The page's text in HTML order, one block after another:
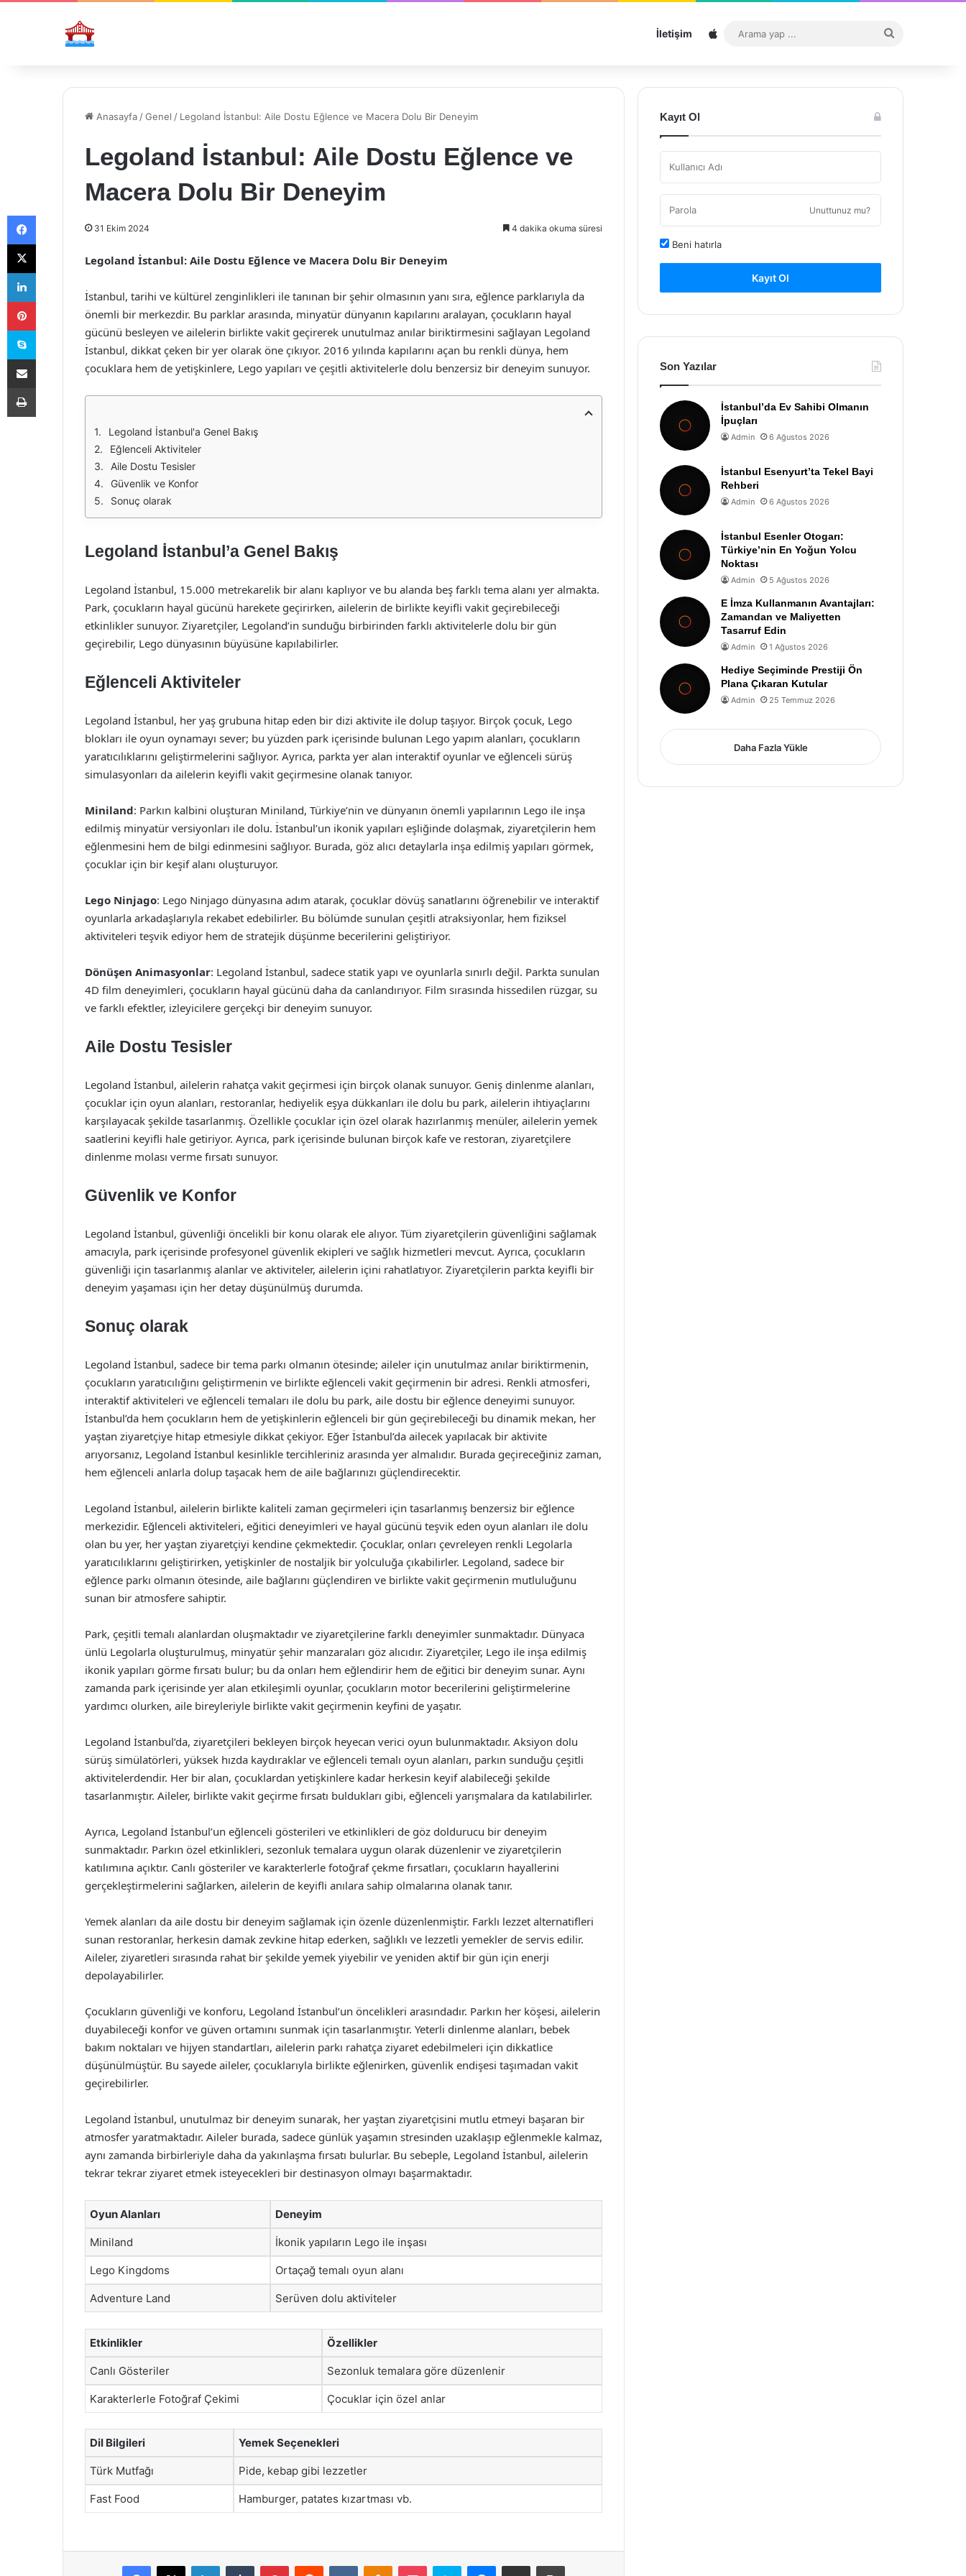
İletişim Sitemap
...
Anasayfa /Genel / Legoland İstanbul: Aile Dostu Eğlence ve Macera Dolu Bir Deneyim
Legoland İstanbul: Aile Dostu Eğlence ve
Macera Dolu Bir Deneyim
31 Ekim 2024 4 dakika okuma süresi
Legoland İstanbul: Aile Dostu Eğlence ve Macera Dolu Bir Deneyim
İstanbul, tarihi ve kültürel zenginlikleri ile tanınan bir şehir olmasının yanı sıra, eğlence parklarıyla da
önemli bir merkezdir. Bu parklar arasında, minyatür dünyanın kapılarını aralayan, çocukların hayal
gücünü besleyen ve ailelerin birlikte vakit geçirerek unutulmaz anılar biriktirmesini sağlayan Legoland
İstanbul, dikkat çeken bir yer olarak öne çıkıyor. 2016 yılında kapılarını açan bu renkli dünya, hem
çocuklara hem de yetişkinlere, Lego yapıları ve çeşitli aktivitelerle dolu benzersiz bir deneyim sunuyor.
Legoland İstanbul'a Genel Bakış
Eğlenceli Aktiviteler
Aile Dostu Tesisler
Güvenlik ve Konfor
Sonuç olarak
Legoland İstanbul’a Genel Bakış
Legoland İstanbul, 15.000 metrekarelik bir alanı kaplıyor ve bu alanda beş farklı tema alanı yer almakta.
Park, çocukların hayal gücünü harekete geçirirken, ailelerin de birlikte keyifli vakit geçirebileceği
etkinlikler sunuyor. Ziyaretçiler, Legoland’in sunduğu birbirinden farklı aktivitelerle dolu bir gün
geçirebilir, Lego dünyasının büyüsüne kapılabilirler.
Eğlenceli Aktiviteler
Legoland İstanbul, her yaş grubuna hitap eden bir dizi aktivite ile dolup taşıyor. Birçok çocuk, Lego
blokları ile oyun oynamayı sever; bu yüzden park içerisinde bulunan Lego yapım alanları, çocukların
yaratıcılıklarını geliştirmelerini sağlıyor. Ayrıca, parkta yer alan interaktif oyunlar ve eğlenceli sürüş
simulasyonları da ailelerin keyifli vakit geçirmesine olanak tanıyor.
Miniland: Parkın kalbini oluşturan Miniland, Türkiye’nin ve dünyanın önemli yapılarının Lego ile inşa
edilmiş minyatür versiyonları ile dolu. İstanbul’un ikonik yapıları eşliğinde dolaşmak, ziyaretçilerin hem
eğlenmesini hem de bilgi edinmesini sağlıyor. Burada, göz alıcı detaylarla inşa edilmiş yapıları görmek,
çocuklar için bir keşif alanı oluşturuyor.
Lego Ninjago: Lego Ninjago dünyasına adım atarak, çocuklar dövüş sanatlarını öğrenebilir ve interaktif
oyunlarla arkadaşlarıyla rekabet edebilirler. Bu bölümde sunulan çeşitli atraksiyonlar, hem fiziksel
aktiviteleri teşvik ediyor hem de stratejik düşünme becerilerini geliştiriyor.
Dönüşen Animasyonlar: Legoland İstanbul, sadece statik yapı ve oyunlarla sınırlı değil. Parkta sunulan
4D film deneyimleri, çocukların hayal gücünü daha da canlandırıyor. Film sırasında hissedilen rüzgar, su
ve farklı efektler, izleyicilere gerçekçi bir deneyim sunuyor.
Aile Dostu Tesisler
Legoland İstanbul, ailelerin rahatça vakit geçirmesi için birçok olanak sunuyor. Geniş dinlenme alanları,
çocuklar için oyun alanları, restoranlar, hediyelik eşya dükkanları ile dolu bu park, ailelerin ihtiyaçlarını
karşılayacak şekilde tasarlanmış. Özellikle çocuklar için özel olarak hazırlanmış menüler, ailelerin yemek
saatlerini keyifli hale getiriyor. Ayrıca, park içerisinde bulunan birçok kafe ve restoran, ziyaretçilere
dinlenme molası verme fırsatı sunuyor.
Güvenlik ve Konfor
Legoland İstanbul, güvenliği öncelikli bir konu olarak ele alıyor. Tüm ziyaretçilerin güvenliğini sağlamak
amacıyla, park içerisinde profesyonel güvenlik ekipleri ve sağlık hizmetleri mevcut. Ayrıca, çocukların
güvenliği için tasarlanmış alanlar ve aktiviteler, ailelerin içini rahatlatıyor. Ziyaretçilerin parkta keyifli bir
deneyim yaşaması için her detay düşünülmüş durumda.
Sonuç olarak
Legoland İstanbul, sadece bir tema parkı olmanın ötesinde; aileler için unutulmaz anılar biriktirmenin,
çocukların yaratıcılığını geliştirmenin ve birlikte eğlenceli vakit geçirmenin bir adresi. Renkli atmosferi,
interaktif aktiviteleri ve eğlenceli temaları ile dolu bu park, aile dostu bir eğlence deneyimi sunuyor.
İstanbul’da hem çocukların hem de yetişkinlerin eğlenceli bir gün geçirebileceği bu dinamik mekan, her
yaştan ziyaretçiye hitap etmesiyle dikkat çekiyor. Eğer İstanbul’da ailecek yapılacak bir aktivite
arıyorsanız, Legoland İstanbul kesinlikle tercihleriniz arasında yer almalıdır. Burada geçireceğiniz zaman,
hem eğlenceli anlarla dolup taşacak hem de aile bağlarınızı güçlendirecektir.
Legoland İstanbul, ailelerin birlikte kaliteli zaman geçirmeleri için tasarlanmış benzersiz bir eğlence
merkezidir. Eğlenceli aktiviteleri, eğitici deneyimleri ve hayal gücünü teşvik eden oyun alanları ile dolu
olan bu yer, her yaştan ziyaretçiyi kendine çekmektedir. Çocuklar, onları çevreleyen renkli Legolarla
yaratıcılıklarını geliştirirken, yetişkinler de nostaljik bir yolculuğa çıkabilirler. Legoland, sadece bir
eğlence parkı olmanın ötesinde, aile bağlarını güçlendiren ve birlikte vakit geçirmenin mutluluğunu
sunan bir atmosfere sahiptir.
Park, çeşitli temalı alanlardan oluşmaktadır ve ziyaretçilerine farklı deneyimler sunmaktadır. Dünyaca
ünlü Legolarla oluşturulmuş, minyatür şehir manzaraları göz alıcıdır. Ziyaretçiler, Lego ile inşa edilmiş
ikonik yapıları görme fırsatı bulur; bu da onları hem eğlendirir hem de eğitici bir deneyim sunar. Aynı
zamanda park içerisinde yer alan etkileşimli oyunlar, çocukların motor becerilerini geliştirmelerine
yardımcı olurken, aile bireyleriyle birlikte vakit geçirmenin keyfini de yaşatır.
Legoland İstanbul’da, ziyaretçileri bekleyen birçok heyecan verici oyun bulunmaktadır. Aksiyon dolu
sürüş simülatörleri, yüksek hızda kaydıraklar ve eğlenceli temalı oyun alanları, parkın sunduğu çeşitli
aktivitelerdendir. Her bir alan, çocuklardan yetişkinlere kadar herkesin keyif alabileceği şekilde
tasarlanmıştır. Aileler, birlikte vakit geçirme fırsatı buldukları gibi, eğlenceli yarışmalara da katılabilirler.
Ayrıca, Legoland İstanbul’un eğlenceli gösterileri ve etkinlikleri de göz doldurucu bir deneyim
sunmaktadır. Parkın özel etkinlikleri, sezonluk temalara uygun olarak düzenlenir ve ziyaretçilerin
katılımına açıktır. Canlı gösteriler ve karakterlerle fotoğraf çekme fırsatları, çocukların hayallerini
gerçekleştirmelerini sağlarken, ailelerin de keyifli anılara sahip olmalarına olanak tanır.
Yemek alanları da aile dostu bir deneyim sağlamak için özenle düzenlenmiştir. Farklı lezzet alternatifleri
sunan restoranlar, herkesin damak zevkine hitap ederken, sağlıklı ve lezzetli yemekler de servis edilir.
Aileler, ziyaretleri sırasında rahat bir şekilde yemek yiyebilir ve yeniden aktif bir gün için enerji
depolayabilirler.
Çocukların güvenliği ve konforu, Legoland İstanbul’un öncelikleri arasındadır. Parkın her köşesi, ailelerin
duyabileceği konfor ve güven ortamını sunmak için tasarlanmıştır. Yeterli dinlenme alanları, bebek
bakım noktaları ve hijyen standartları, ailelerin parkı rahatça ziyaret edebilmeleri için dikkatlice
düşünülmüştür. Bu sayede aileler, çocuklarıyla birlikte eğlenirken, güvenlik endişesi taşımadan vakit
geçirebilirler.
Legoland İstanbul, unutulmaz bir deneyim sunarak, her yaştan ziyaretçisini mutlu etmeyi başaran bir
atmosfer yaratmaktadır. Aileler burada, sadece günlük yaşamın stresinden uzaklaşıp eğlenmekle kalmaz,
aynı zamanda birbirleriyle daha da yakınlaşma fırsatı bulurlar. Bu sebeple, Legoland İstanbul, ailelerin
tekrar tekrar ziyaret etmek isteyecekleri bir destinasyon olmayı başarmaktadır.
Oyun Alanları Deneyim
Miniland İkonik yapıların Lego ile inşası
Lego Kingdoms Ortaçağ temalı oyun alanı
Adventure Land Serüven dolu aktiviteler
Etkinlikler Özellikler
Canlı Gösteriler Sezonluk temalara göre düzenlenir
Karakterlerle Fotoğraf Çekimi Çocuklar için özel anlar
Dil Bilgileri Yemek Seçenekleri
Türk Mutfağı Pide, kebap gibi lezzetler
Fast Food Hamburger, patates kızartması vb.
Facebook
X LinkedInTumblr PinterestReddit VKontakteOdnoklassniki
Pocket Skype Messenger
E-Posta ile paylaş Yazdır
Kayıt Ol
Unuttunuz mu?
Beni hatırla
Kayıt Ol
Son Yazılar
İstanbul’da Ev Sahibi Olmanın
İpuçları
Admin 6 Ağustos 2026
İstanbul Esenyurt’ta Tekel Bayi
Rehberi
Admin 6 Ağustos 2026
İstanbul Esenler Otogarı:
Türkiye’nin En Yoğun Yolcu
Noktası
Admin 5 Ağustos 2026
E İmza Kullanmanın Avantajları:
Zamandan ve Maliyetten
Tasarruf Edin
Admin 1 Ağustos 2026
Hediye Seçiminde Prestiji Ön
Plana Çıkaran Kutular
Admin 25 Temmuz 2026
Daha Fazla Yükle
Facebook
X
LinkedIn
Pinterest
Skype
E-Posta ile paylaş